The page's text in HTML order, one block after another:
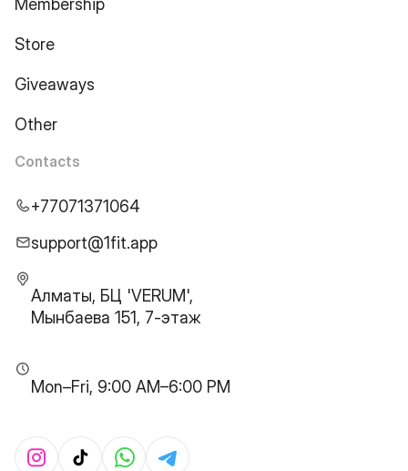
Membership
Store
Giveaways
Other
Contacts
+77071371064
support@1fit.app
Алматы, БЦ 'VERUM',
Мынбаева 151, 7-этаж
Mon–Fri, 9:00 AM–6:00 PM